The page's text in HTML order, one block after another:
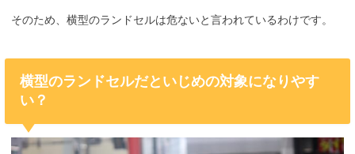
そのため、横型のランドセルは危ないと言われているわけです。
横型のランドセルだといじめの対象になりやす
い？